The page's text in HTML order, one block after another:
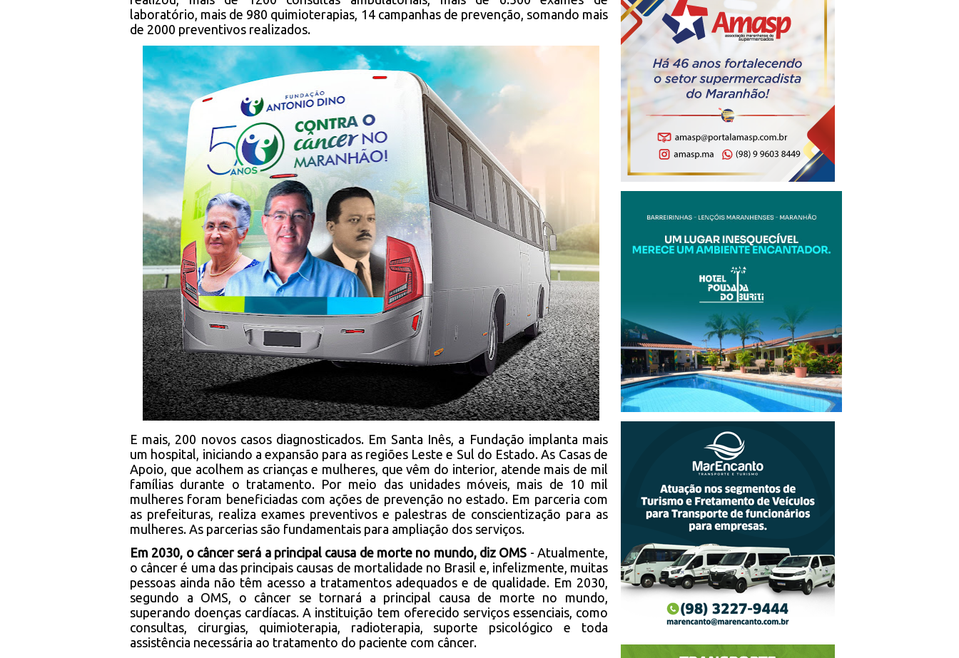
laboratório, mais de 980 quimioterapias, 14 campanhas de prevenção, somando mais
de 2000 preventivos realizados.
E mais, 200 novos casos diagnosticados. Em Santa Inês, a Fundação implanta mais
um hospital, iniciando a expansão para as regiões Leste e Sul do Estado. As Casas de
Apoio, que acolhem as crianças e mulheres, que vêm do interior, atende mais de mil
famílias durante o tratamento. Por meio das unidades móveis, mais de 10 mil
mulheres foram beneficiadas com ações de prevenção no estado. Em parceria com
as prefeituras, realiza exames preventivos e palestras de conscientização para as
mulheres. As parcerias são fundamentais para ampliação dos serviços.
Em 2030, o câncer será a principal causa de morte no mundo, diz OMS - Atualmente,
o câncer é uma das principais causas de mortalidade no Brasil e, infelizmente, muitas
pessoas ainda não têm acesso a tratamentos adequados e de qualidade. Em 2030,
segundo a OMS, o câncer se tornará a principal causa de morte no mundo,
superando doenças cardíacas. A instituição tem oferecido serviços essenciais, como
consultas, cirurgias, quimioterapia, radioterapia, suporte psicológico e toda
assistência necessária ao tratamento do paciente com câncer.